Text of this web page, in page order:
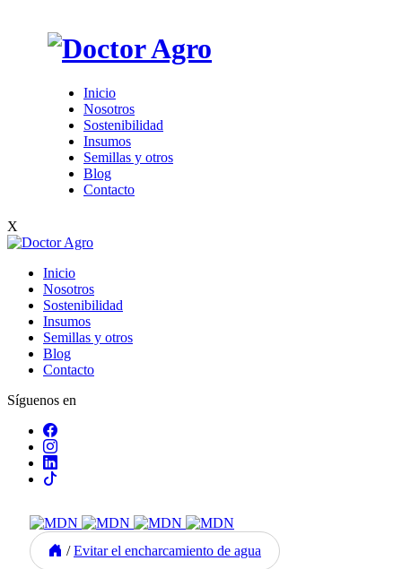
Inicio
Nosotros
Sostenibilidad
Insumos
Semillas y otros
Blog
Contacto
X
Inicio
Nosotros
Sostenibilidad
Insumos
Semillas y otros
Blog
Contacto
Síguenos en
/ Evitar el encharcamiento de agua